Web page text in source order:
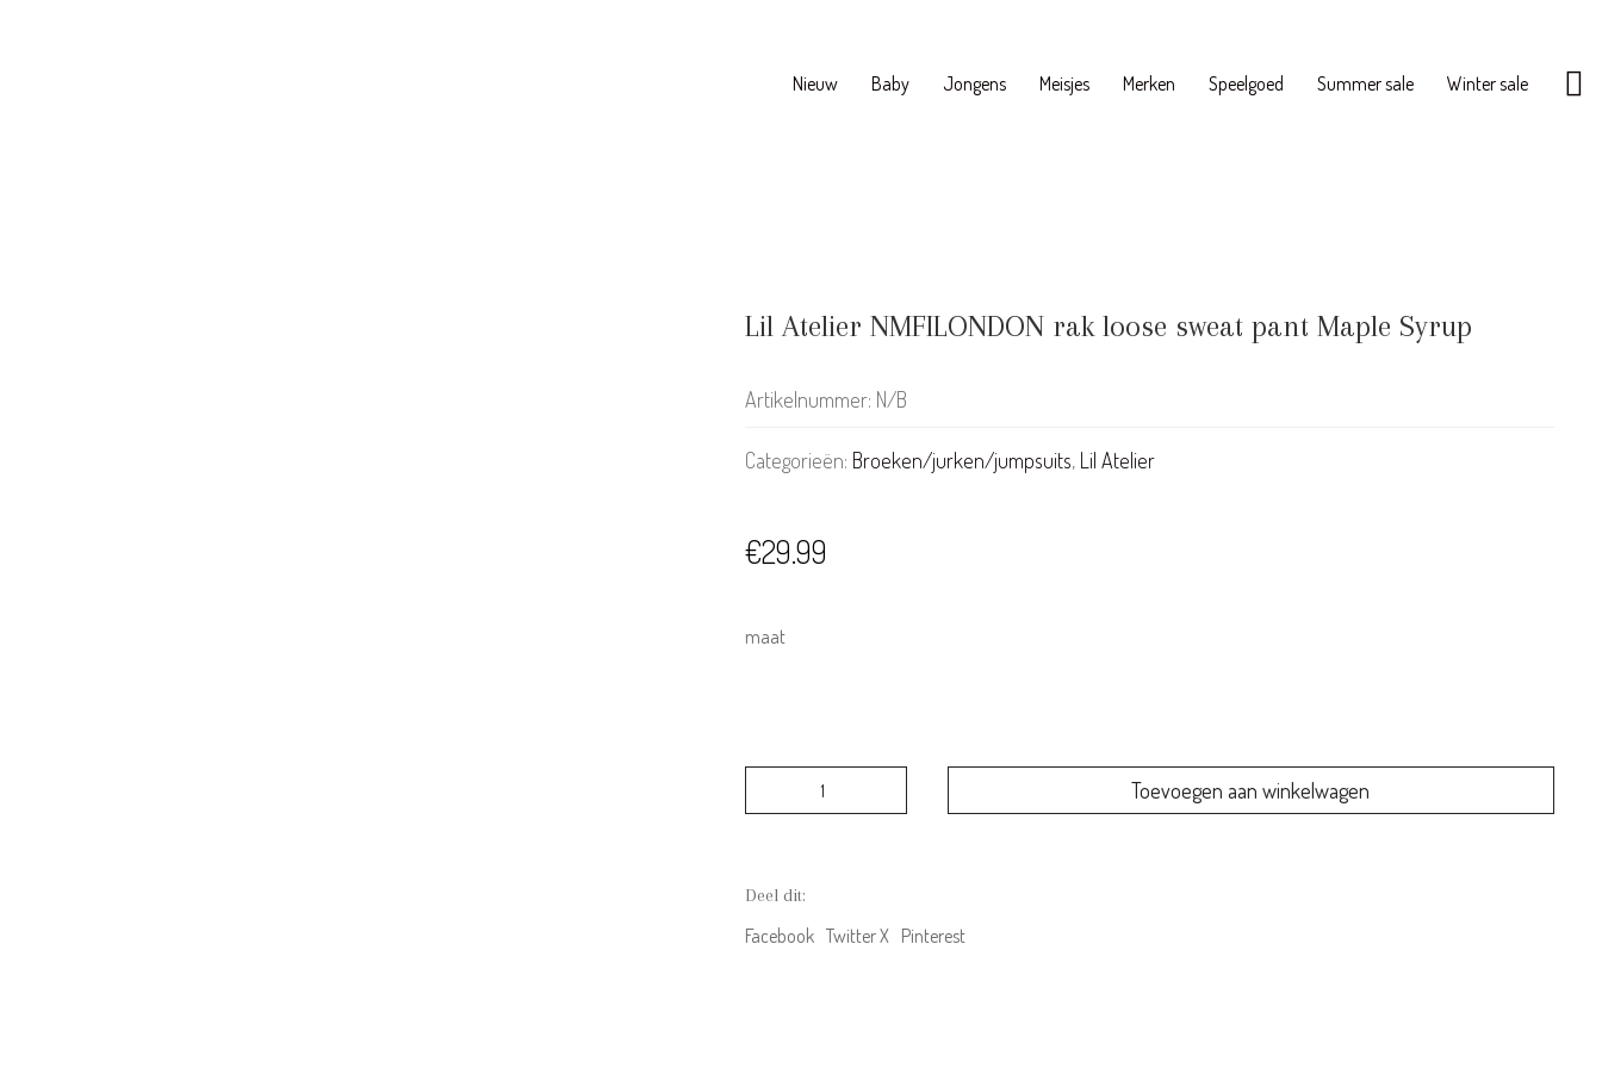
Nieuw Baby Jongens Meisjes Merken Speelgoed Summer sale Winter sale
Lil Atelier NMFILONDON rak loose sweat pant Maple Syrup
Artikelnummer: N/B
Categorieën: Broeken/jurken/jumpsuits, Lil Atelier
€29.99
maat
sweat
pant
Toevoegen aan winkelwagen
Deel dit:
Facebook Twitter X Pinterest